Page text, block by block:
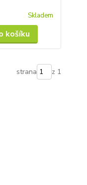
Skladem
košíku
strana z 1